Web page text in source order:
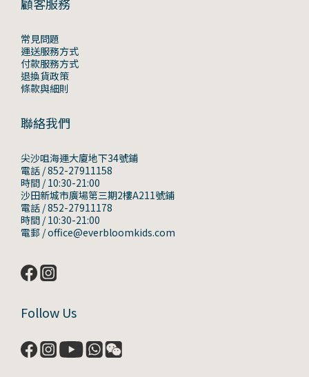
常見問題
運送服務方式
付款服務方式
退換貨政策
條款與細則
聯絡我們
尖沙咀海運大廈地下34號鋪
電話 / 852-27911158
時間 / 10:30-21:00
沙田新城市廣場第三期2樓A211號鋪
電話 / 852-27911178
時間 / 10:30-21:00
電郵 / office@everbloomkids.com
Follow Us